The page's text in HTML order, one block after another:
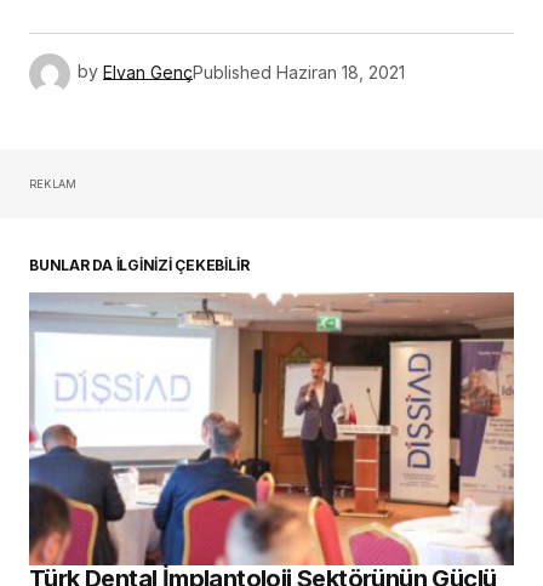
by Elvan GençPublished Haziran 18, 2021
REKLAM
BUNLAR DA İLGİNİZİ ÇEKEBİLİR
Türk Dental İmplantoloji Sektörünün Güçlü